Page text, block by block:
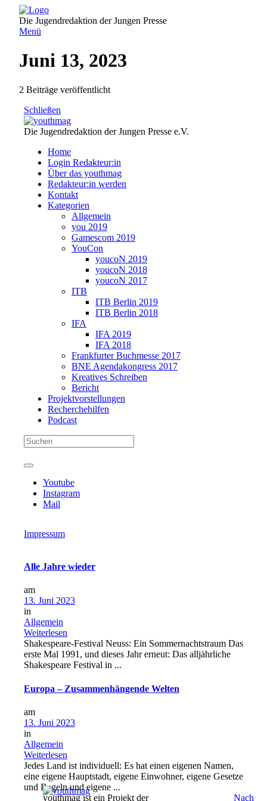
Direkt
zum
Inhalt
Die Jugendredaktion der Jungen Presse
Menü
Juni 13, 2023
2 Beiträge veröffentlicht
Schließen
Die Jugendredaktion der Jungen Presse e.V.
Home
Login Redakteur:in
Über das youthmag
Redakteur:in werden
Kontakt
Kategorien
Allgemein
you 2019
Gamescom 2019
YouCon
youcoN 2019
youcoN 2018
youcoN 2017
ITB
ITB Berlin 2019
ITB Berlin 2018
IFA
IFA 2019
IFA 2018
Frankfurter Buchmesse 2017
BNE Agendakongress 2017
Kreatives Schreiben
Bericht
Projektvorstellungen
Recherchehilfen
Podcast
Youtube
Instagram
Mail
Impressum
Alle Jahre wieder
am
13. Juni 2023
in
Allgemein
Weiterlesen
Shakespeare-Festival Neuss: Ein Sommernachtstraum Das
erste Mal 1991, und dieses Jahr erneut: Das alljährliche
Shakespeare Festival in ...
Europa – Zusammenhängende Welten
am
13. Juni 2023
in
Allgemein
Weiterlesen
Jedes Land ist individuell: Es hat einen eigenen Namen,
eine eigene Hauptstadt, eigene Einwohner, eigene Gesetze
und Regeln und eigene ...
youthmag ist ein Projekt der
Nach